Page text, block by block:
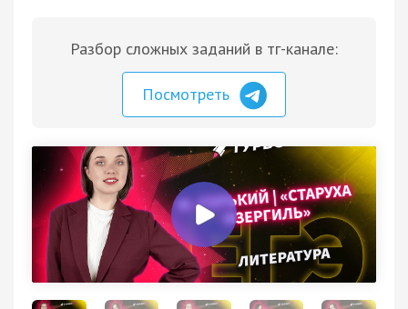
Разбор сложных заданий в тг-канале:
Посмотреть